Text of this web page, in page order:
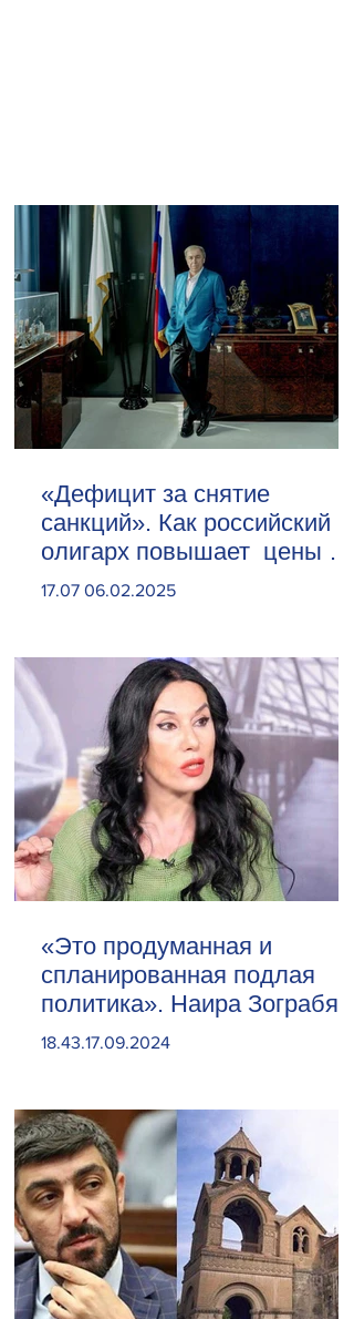
«Дефицит за снятие
санкций». Как российский
олигарх повышает цены на
сливочное масло
17.07 06.02.2025
«Это продуманная и
спланированная подлая
политика». Наира Зограбян
18.43.17.09.2024